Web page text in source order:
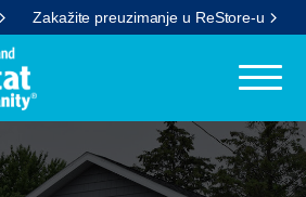
Zakažite preuzimanje u ReStore-u